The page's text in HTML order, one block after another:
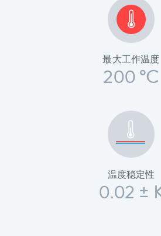
最大工作温度
200 °C
温度稳定性
0.02 ±